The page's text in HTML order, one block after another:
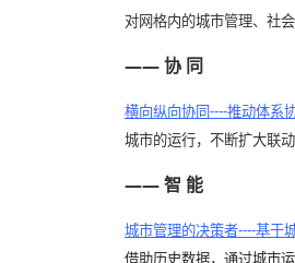
对网格内的城市管理、社
—— 协 同
横向纵向协同----推动体系
城市的运行，不断扩大联
—— 智 能
城市管理的决策者----基于